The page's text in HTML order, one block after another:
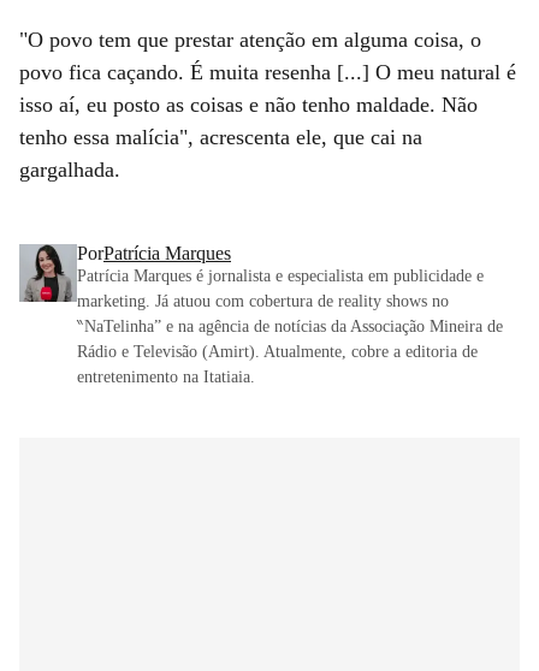
"O povo tem que prestar atenção em alguma coisa, o
povo fica caçando. É muita resenha [...] O meu natural é
isso aí, eu posto as coisas e não tenho maldade. Não
tenho essa malícia", acrescenta ele, que cai na
gargalhada.
PorPatrícia Marques
Patrícia Marques é jornalista e especialista em publicidade e
marketing. Já atuou com cobertura de reality shows no
‶NaTelinha” e na agência de notícias da Associação Mineira de
Rádio e Televisão (Amirt). Atualmente, cobre a editoria de
entretenimento na Itatiaia.